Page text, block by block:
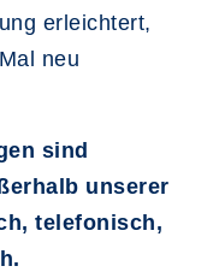
erleichtert,
neu
sind
unserer
telefonisch,